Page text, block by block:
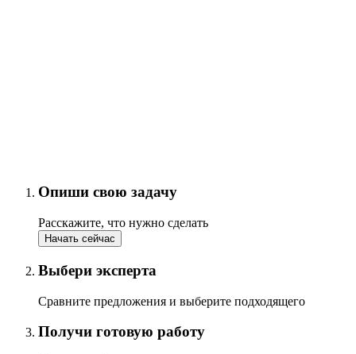
Опиши свою задачу
Расскажите, что нужно сделать
Начать сейчас
Выбери эксперта
Сравните предложения и выберите подходящего
Получи готовую работу